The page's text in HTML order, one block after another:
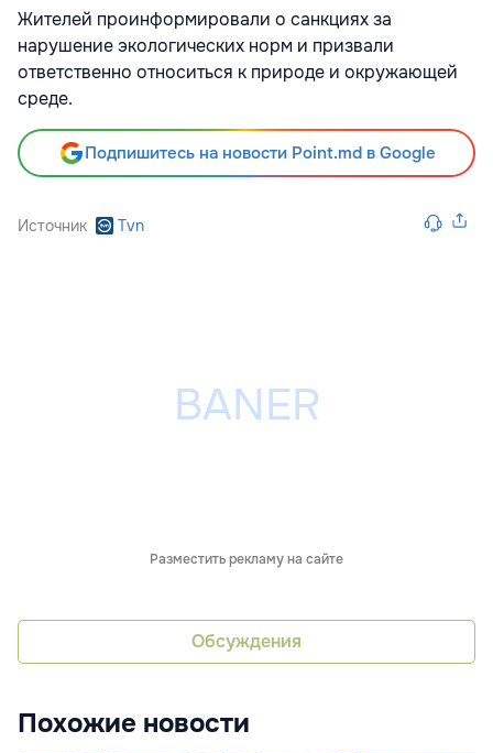
Жителей проинформировали о санкциях за
нарушение экологических норм и призвали
ответственно относиться к природе и окружающей
среде.
Подпишитесь на новости Point.md в Google
Источник Tvn
Разместить рекламу на сайте
Обсуждения
Похожие новости